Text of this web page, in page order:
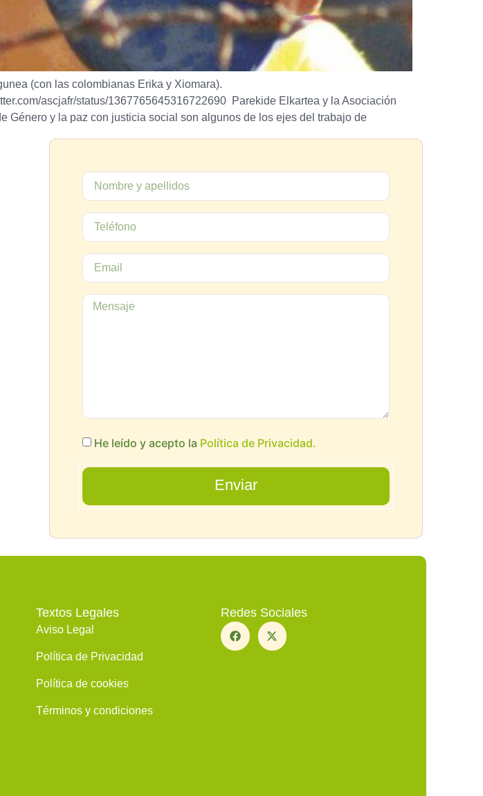
(con las colombianas Erika y Xiomara).
ascjafr/status/1367765645316722690 Parekide Elkartea y la Asociación
Género y la paz con justicia social son algunos de los ejes del trabajo de
He leído y acepto la Política de Privacidad.
Enviar
Textos Legales
Aviso Legal
Política de Privacidad
Política de cookies
Términos y condiciones
Redes Sociales